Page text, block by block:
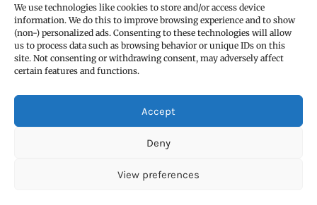
We use technologies like cookies to store and/or access device
information. We do this to improve browsing experience and to show
(non-) personalized ads. Consenting to these technologies will allow
us to process data such as browsing behavior or unique IDs on this
site. Not consenting or withdrawing consent, may adversely affect
certain features and functions.
Accept
Deny
View preferences
Email : udaydarpannews@gmail.com